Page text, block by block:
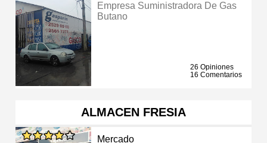
Empresa Suministradora De Gas
Butano
26 Opiniones
16 Comentarios
ALMACEN FRESIA
Mercado